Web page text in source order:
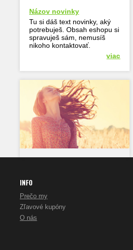
Názov novinky
Tu si dáš text novinky, aký
potrebuješ. Obsah eshopu si
spravuješ sám, nemusíš
nikoho kontaktovať.
viac
INFO
Prečo my
Zľavové kupóny
O nás